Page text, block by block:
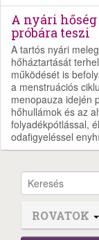
A nyári
próbára teszi
A tartós nyári
hőháztartását
működését is
a menstruációs
menopauza idején
hőhullámok és az
folyadékpótlással,
odafigyeléssel
ROVATOK